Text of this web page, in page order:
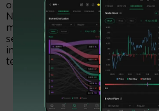
operasional, dan ekspansi pasar
Newport Marine Services
mempertahankan tren
sepanjang 2025, dan
industri minyak dan gas bumi
terus tumbuh positif.